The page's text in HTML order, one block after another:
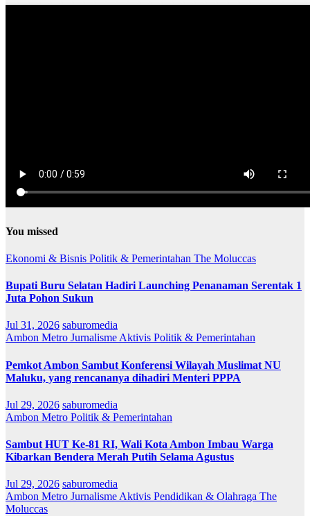
You missed
Ekonomi & Bisnis Politik & Pemerintahan The Moluccas
Bupati Buru Selatan Hadiri Launching Penanaman Serentak 1
Juta Pohon Sukun
Jul 31, 2026 saburomedia
Ambon Metro Jurnalisme Aktivis Politik & Pemerintahan
Pemkot Ambon Sambut Konferensi Wilayah Muslimat NU
Maluku, yang rencananya dihadiri Menteri PPPA
Jul 29, 2026 saburomedia
Ambon Metro Politik & Pemerintahan
Sambut HUT Ke-81 RI, Wali Kota Ambon Imbau Warga
Kibarkan Bendera Merah Putih Selama Agustus
Jul 29, 2026 saburomedia
Ambon Metro Jurnalisme Aktivis Pendidikan & Olahraga The
Moluccas